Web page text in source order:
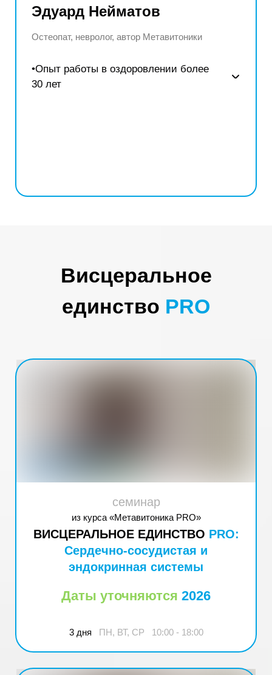
Эдуард Нейматов
Остеопат, невролог, автор Метавитоники
•Опыт работы в оздоровлении более
30 лет
Висцеральное
единство PRO
семинар
из курса «Метавитоника PRO»
ВИСЦЕРАЛЬНОЕ ЕДИНСТВО PRO:
Сердечно-сосудистая и
эндокринная системы
Даты уточняются 2026
3 дня ПН, ВТ, СР 10:00 - 18:00